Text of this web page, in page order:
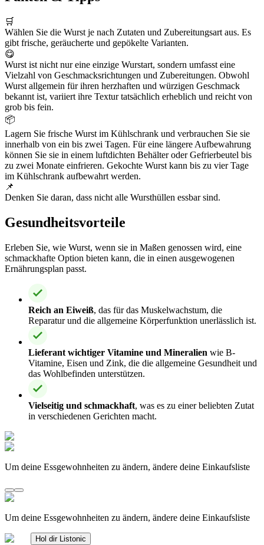
🛒
Wählen Sie die Wurst je nach Zutaten und Zubereitungsart aus. Es
gibt frische, geräucherte und gepökelte Varianten.
😋
Wurst ist nicht nur eine einzige Wurstart, sondern umfasst eine
Vielzahl von Geschmacksrichtungen und Zubereitungen. Obwohl
Wurst allgemein für ihren herzhaften und würzigen Geschmack
bekannt ist, variiert ihre Textur tatsächlich erheblich und reicht von
grob bis fein.
📦
Lagern Sie frische Wurst im Kühlschrank und verbrauchen Sie sie
innerhalb von ein bis zwei Tagen. Für eine längere Aufbewahrung
können Sie sie in einem luftdichten Behälter oder Gefrierbeutel bis
zu zwei Monate einfrieren. Gekochte Wurst kann bis zu vier Tage
im Kühlschrank aufbewahrt werden.
📌
Denken Sie daran, dass nicht alle Wursthüllen essbar sind.
Gesundheitsvorteile
Erleben Sie, wie Wurst, wenn sie in Maßen genossen wird, eine
schmackhafte Option bieten kann, die in einen ausgewogenen
Ernährungsplan passt.
Reich an Eiweiß, das für das Muskelwachstum, die
Reparatur und die allgemeine Körperfunktion unerlässlich ist.
Lieferant wichtiger Vitamine und Mineralien wie B-
Vitamine, Eisen und Zink, die die allgemeine Gesundheit und
das Wohlbefinden unterstützen.
Vielseitig und schmackhaft, was es zu einer beliebten Zutat
in verschiedenen Gerichten macht.
Um deine Essgewohnheiten zu ändern, ändere deine Einkaufsliste
Um deine Essgewohnheiten zu ändern, ändere deine Einkaufsliste
Hol dir Listonic